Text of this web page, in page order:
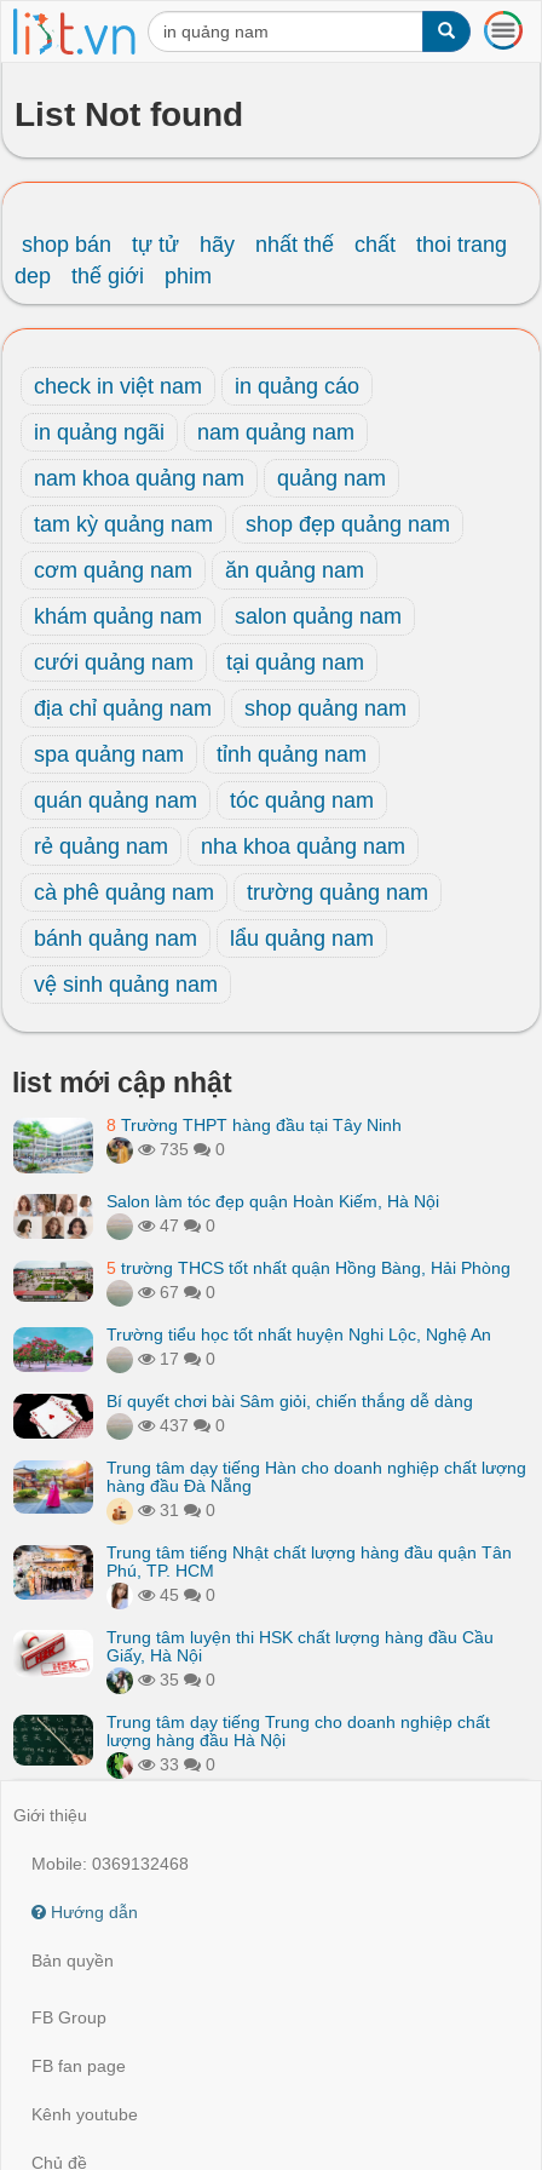
T
o
i
t
List Not found
shop bán tự tử hãy nhất thế chất
thoi trang
dep
thế giới phim
check in việt nam
in quảng cáo
in quảng ngãi
nam quảng nam
nam khoa quảng nam
quảng nam
tam kỳ quảng nam
shop đẹp quảng nam
cơm quảng nam
ăn quảng nam
khám quảng nam
salon quảng nam
cưới quảng nam
tại quảng nam
địa chỉ quảng nam
shop quảng nam
spa quảng nam
tỉnh quảng nam
quán quảng nam
tóc quảng nam
rẻ quảng nam
nha khoa quảng nam
cà phê quảng nam
trường quảng nam
bánh quảng nam
lẩu quảng nam
vệ sinh quảng nam
list mới cập nhật
8 Trường THPT hàng đầu tại Tây Ninh
735
0
Salon làm tóc đẹp quận Hoàn Kiếm, Hà Nội
47
0
5 trường THCS tốt nhất quận Hồng Bàng, Hải Phòng
67
0
Trường tiểu học tốt nhất huyện Nghi Lộc, Nghệ An
17
0
Bí quyết chơi bài Sâm giỏi, chiến thắng dễ dàng
437
0
Trung tâm dạy tiếng Hàn cho doanh nghiệp chất lượng
hàng đầu Đà Nẵng
31
0
Trung tâm tiếng Nhật chất lượng hàng đầu quận Tân
Phú, TP. HCM
45
0
Trung tâm luyện thi HSK chất lượng hàng đầu Cầu
Giấy, Hà Nội
35
0
Trung tâm dạy tiếng Trung cho doanh nghiệp chất
lượng hàng đầu Hà Nội
33
0
Giới thiệu
Mobile: 0369132468
Hướng dẫn
Bản quyền
FB Group
FB fan page
Kênh youtube
Chủ đề